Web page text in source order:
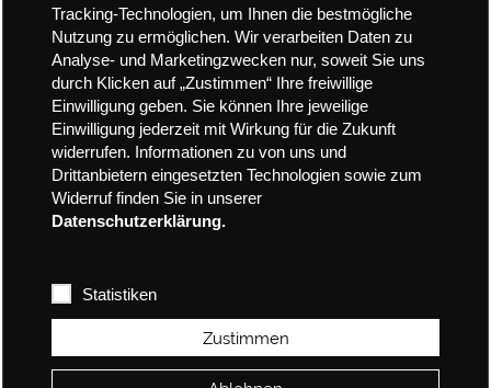
Tracking-Technologien, um Ihnen die bestmögliche
Nutzung zu ermöglichen. Wir verarbeiten Daten zu
Analyse- und Marketingzwecken nur, soweit Sie uns
durch Klicken auf „Zustimmen“ Ihre freiwillige
Einwilligung geben. Sie können Ihre jeweilige
Einwilligung jederzeit mit Wirkung für die Zukunft
widerrufen. Informationen zu von uns und
Drittanbietern eingesetzten Technologien sowie zum
Widerruf finden Sie in unserer
Datenschutzerklärung.
Statistiken
Zustimmen